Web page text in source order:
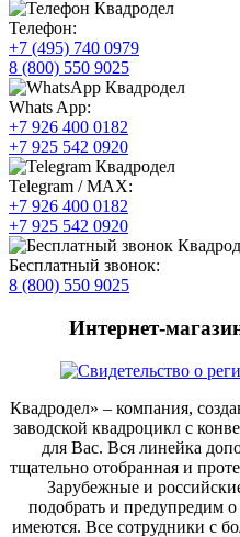
Телефон:
+7 (495) 740 0979
8 (800) 550 9025
Whats App:
+7 926 400 0182
+7 925 542 0920
Telegram / MAX:
+7 926 400 0182
+7 925 542 0920
Бесплатный звонок:
8 (800) 550 9025
Интернет-
Квадродел» – компания,
заводской квадроцикл с
для Вас. Вся линейка
тщательно отобранная и
Зарубежные и
подобрать и предупредим
имеются. Все сотрудники с